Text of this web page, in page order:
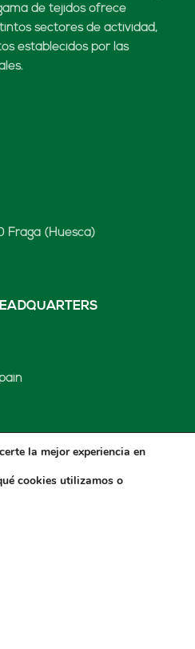
de tejidos ofrece
sectores de actividad,
establecidos por las
Fraga (Huesca)
Empresarial
(México)
la mejor experiencia en
cookies utilizamos o